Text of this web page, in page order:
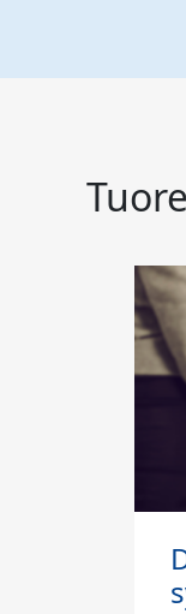
yhteistyötä